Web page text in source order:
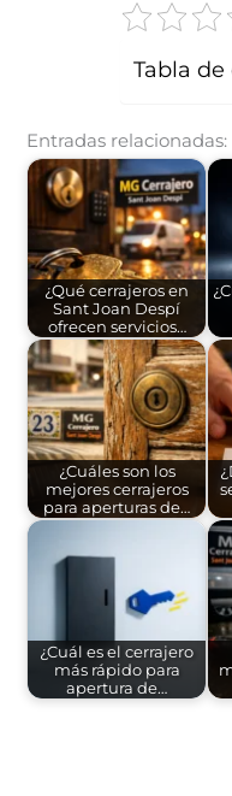
Tabla
Entradas relacionadas:
¿Qué cerrajeros en
Sant Joan Despí
ofrecen servicios…
¿Cuáles son los
mejores cerrajeros
para aperturas de…
¿Cuál es el cerrajero
más rápido para
apertura de…